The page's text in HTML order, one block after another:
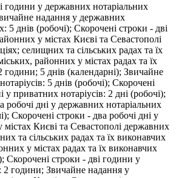
години у державних нотаріальних
надання у державних
5 днів (робочі); Скорочені строки - дві
у містах Києві та Севастополі
селищних та сільських радах та їх
районних у містах радах та їх
години; 5 днів (календарні); Звичайне
5 днів (робочі); Скорочені
у приватних нотаріусів: 2 дні (робочі);
робочі дні у державних нотаріальних
Скорочені строки - два робочі дні у
Києві та Севастополі державних
та сільських радах та їх виконавчих
у містах радах та їх виконавчих
Скорочені строки - дві години у
2 години; Звичайне надання у